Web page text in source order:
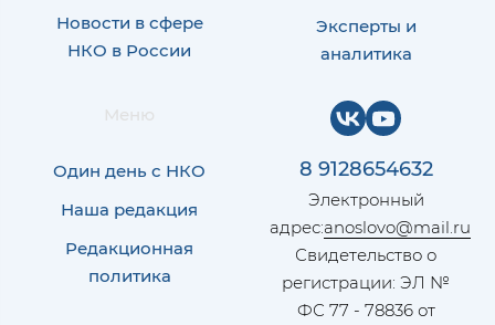
Новости в сфере
НКО в России
Эксперты и
аналитика
Меню
Один день с НКО
Наша редакция
Редакционная
политика
8 9128654632
Электронный
адрес:anoslovo@mail.ru
Свидетельство о
регистрации: ЭЛ №
ФС 77 - 78836 от